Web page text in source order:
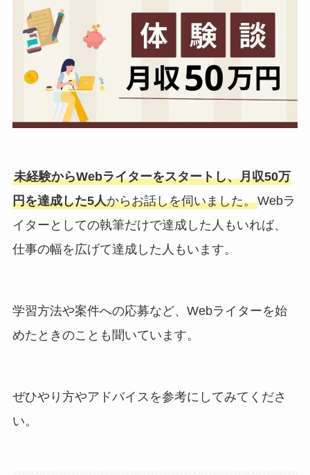
未経験からWebライターをスタートし、月収50万
円を達成した5人からお話しを伺いました。Webラ
イターとしての執筆だけで達成した人もいれば、
仕事の幅を広げて達成した人もいます。
学習方法や案件への応募など、Webライターを始
めたときのことも聞いています。
ぜひやり方やアドバイスを参考にしてみてくださ
い。